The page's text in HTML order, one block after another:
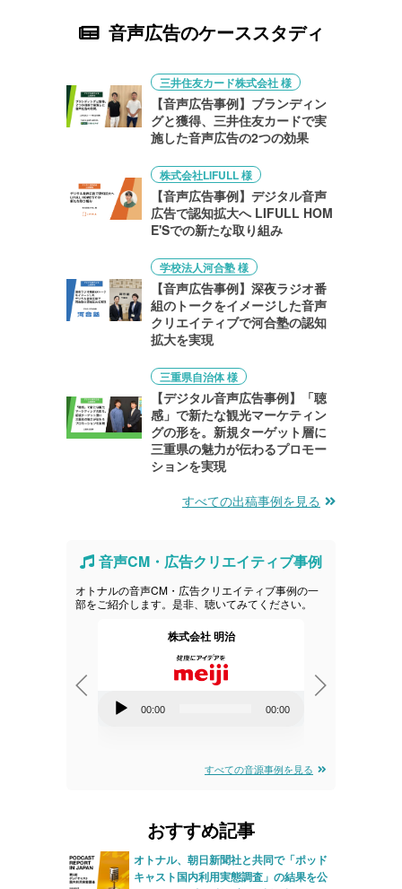
音声広告のケーススタディ
三井住友カード株式会社 様
【音声広告事例】ブランディン
グと獲得、三井住友カードで実
施した音声広告の2つの効果
株式会社LIFULL 様
【音声広告事例】デジタル音声
広告で認知拡大へ LIFULL HOM
E'Sでの新たな取り組み
学校法人河合塾 様
【音声広告事例】深夜ラジオ番
組のトークをイメージした音声
クリエイティブで河合塾の認知
拡大を実現
三重県自治体 様
【デジタル音声広告事例】「聴
感」で新たな観光マーケティン
グの形を。新規ターゲット層に
三重県の魅力が伝わるプロモー
ションを実現
すべての出稿事例を見る
音声CM・広告クリエイティブ事例
オトナルの音声CM・広告クリエイティブ事例の一
部をご紹介します。是非、聴いてみてください。
株式会社 明治
ー
00:00 00:00
ー
すべての音源事例を見る
おすすめ記事
オトナル、朝日新聞社と共同で「ポッド
キャスト国内利用実態調査」の結果を公